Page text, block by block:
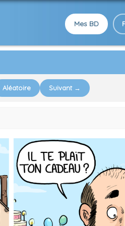
Mes BD
Aléatoire Suivant →